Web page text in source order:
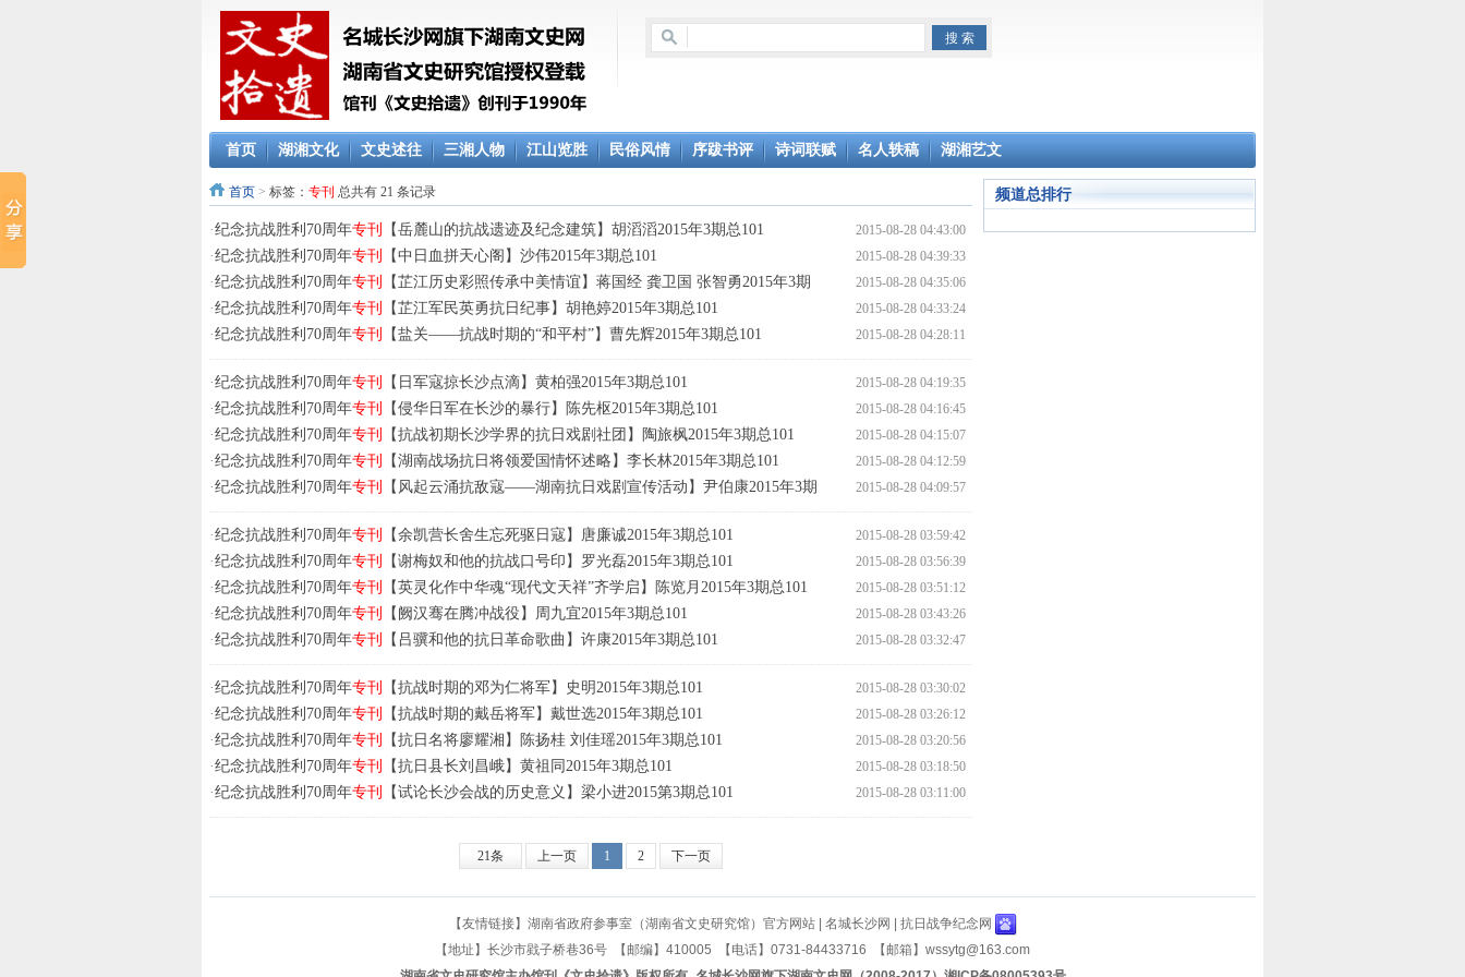
首页 湖湘文化 文史述往 三湘人物 江山览胜 民俗风情 序跋书评 诗词联赋 名人轶稿 湖湘艺文
首页 > 标签： 专刊 总共有 21 条记录
2015-08-28 04:43:00
·纪念抗战胜利70周年专刊 【岳麓山的抗战遗迹及纪念建筑】胡滔滔2015年3期总101
2015-08-28 04:39:33
·纪念抗战胜利70周年专刊 【中日血拼天心阁】沙伟2015年3期总101
2015-08-28 04:35:06
·纪念抗战胜利70周年专刊 【芷江历史彩照传承中美情谊】蒋国经 龚卫国 张智勇2015年3期
2015-08-28 04:33:24
·纪念抗战胜利70周年专刊 【芷江军民英勇抗日纪事】胡艳婷2015年3期总101
2015-08-28 04:28:11
·纪念抗战胜利70周年专刊 【盐关——抗战时期的“和平村”】曹先辉2015年3期总101
2015-08-28 04:19:35
·纪念抗战胜利70周年专刊 【日军寇掠长沙点滴】黄柏强2015年3期总101
2015-08-28 04:16:45
·纪念抗战胜利70周年专刊 【侵华日军在长沙的暴行】陈先枢2015年3期总101
2015-08-28 04:15:07
·纪念抗战胜利70周年专刊 【抗战初期长沙学界的抗日戏剧社团】陶旅枫2015年3期总101
2015-08-28 04:12:59
·纪念抗战胜利70周年专刊 【湖南战场抗日将领爱国情怀述略】李长林2015年3期总101
2015-08-28 04:09:57
·纪念抗战胜利70周年专刊 【风起云涌抗敌寇——湖南抗日戏剧宣传活动】尹伯康2015年3期
2015-08-28 03:59:42
·纪念抗战胜利70周年专刊 【余凯营长舍生忘死驱日寇】唐廉诚2015年3期总101
2015-08-28 03:56:39
·纪念抗战胜利70周年专刊 【谢梅奴和他的抗战口号印】罗光磊2015年3期总101
2015-08-28 03:51:12
·纪念抗战胜利70周年专刊 【英灵化作中华魂“现代文天祥”齐学启】陈览月2015年3期总101
2015-08-28 03:43:26
·纪念抗战胜利70周年专刊 【阙汉骞在腾冲战役】周九宜2015年3期总101
2015-08-28 03:32:47
·纪念抗战胜利70周年专刊 【吕骥和他的抗日革命歌曲】许康2015年3期总101
2015-08-28 03:30:02
·纪念抗战胜利70周年专刊 【抗战时期的邓为仁将军】史明2015年3期总101
2015-08-28 03:26:12
·纪念抗战胜利70周年专刊 【抗战时期的戴岳将军】戴世选2015年3期总101
2015-08-28 03:20:56
·纪念抗战胜利70周年专刊 【抗日名将廖耀湘】陈扬桂 刘佳瑶2015年3期总101
2015-08-28 03:18:50
·纪念抗战胜利70周年专刊 【抗日县长刘昌峨】黄祖同2015年3期总101
2015-08-28 03:11:00
·纪念抗战胜利70周年专刊 【试论长沙会战的历史意义】梁小进2015第3期总101
21条 上一页 1 2 下一页
频道总排行
【友情链接】 湖南省政府参事室（湖南省文史研究馆）官方网站| 名城长沙网
抗日战争纪念网
【地址】长沙市戥子桥巷36号 【邮编】410005 【电话】0731-84433716 【邮箱】wssytg@163.com